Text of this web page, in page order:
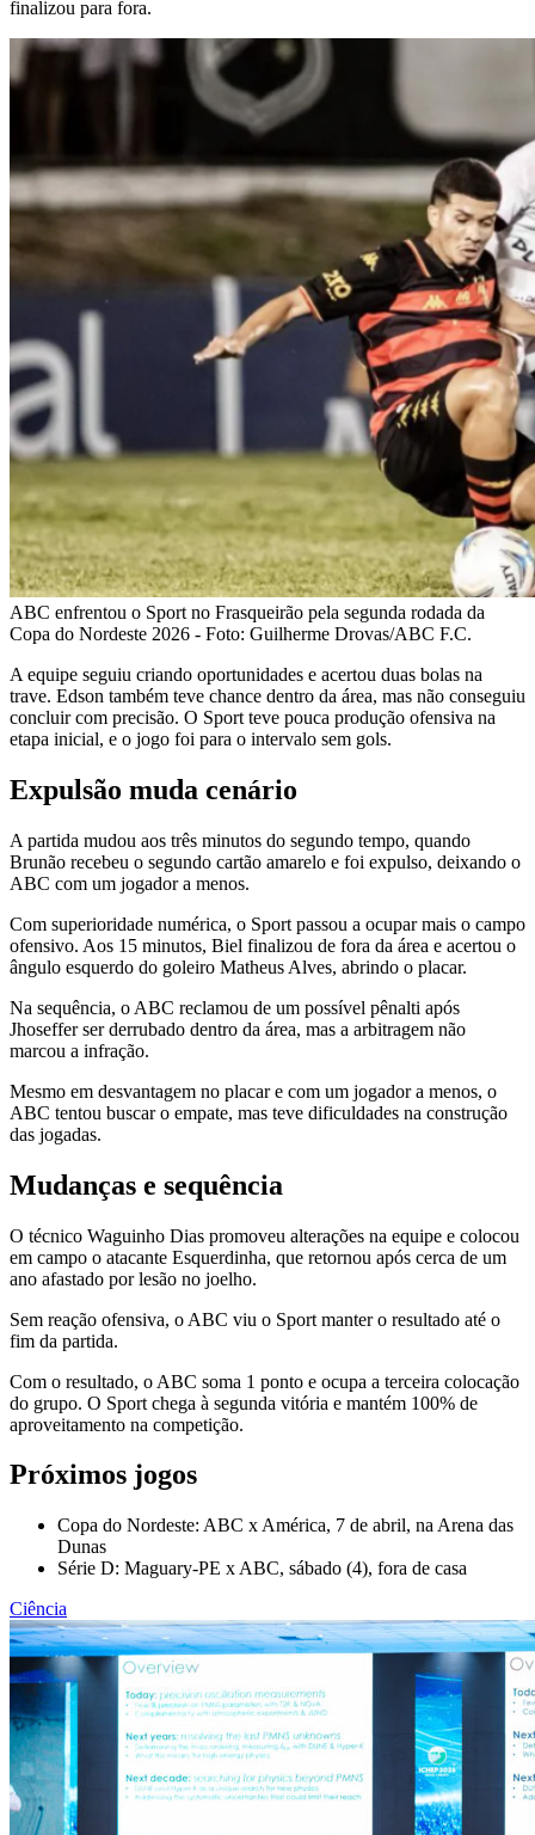
finalizou para fora.
ABC enfrentou o Sport no Frasqueirão pela segunda rodada da
Copa do Nordeste 2026 - Foto: Guilherme Drovas/ABC F.C.
A equipe seguiu criando oportunidades e acertou duas bolas na
trave. Edson também teve chance dentro da área, mas não conseguiu
concluir com precisão. O Sport teve pouca produção ofensiva na
etapa inicial, e o jogo foi para o intervalo sem gols.
Expulsão muda cenário
A partida mudou aos três minutos do segundo tempo, quando
Brunão recebeu o segundo cartão amarelo e foi expulso, deixando o
ABC com um jogador a menos.
Com superioridade numérica, o Sport passou a ocupar mais o campo
ofensivo. Aos 15 minutos, Biel finalizou de fora da área e acertou o
ângulo esquerdo do goleiro Matheus Alves, abrindo o placar.
Na sequência, o ABC reclamou de um possível pênalti após
Jhoseffer ser derrubado dentro da área, mas a arbitragem não
marcou a infração.
Mesmo em desvantagem no placar e com um jogador a menos, o
ABC tentou buscar o empate, mas teve dificuldades na construção
das jogadas.
Mudanças e sequência
O técnico Waguinho Dias promoveu alterações na equipe e colocou
em campo o atacante Esquerdinha, que retornou após cerca de um
ano afastado por lesão no joelho.
Sem reação ofensiva, o ABC viu o Sport manter o resultado até o
fim da partida.
Com o resultado, o ABC soma 1 ponto e ocupa a terceira colocação
do grupo. O Sport chega à segunda vitória e mantém 100% de
aproveitamento na competição.
Próximos jogos
Copa do Nordeste: ABC x América, 7 de abril, na Arena das
Dunas
Série D: Maguary-PE x ABC, sábado (4), fora de casa
Ciência